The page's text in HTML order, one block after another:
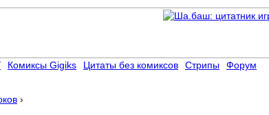
›
Комиксы Gigiks Цитаты без комиксов Стрипы Форум